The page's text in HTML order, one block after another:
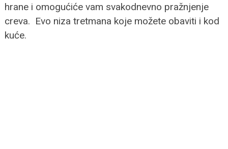
hrane i omogućiće vam svakodnevno pražnjenje
creva. Evo niza tretmana koje možete obaviti i kod
kuće.